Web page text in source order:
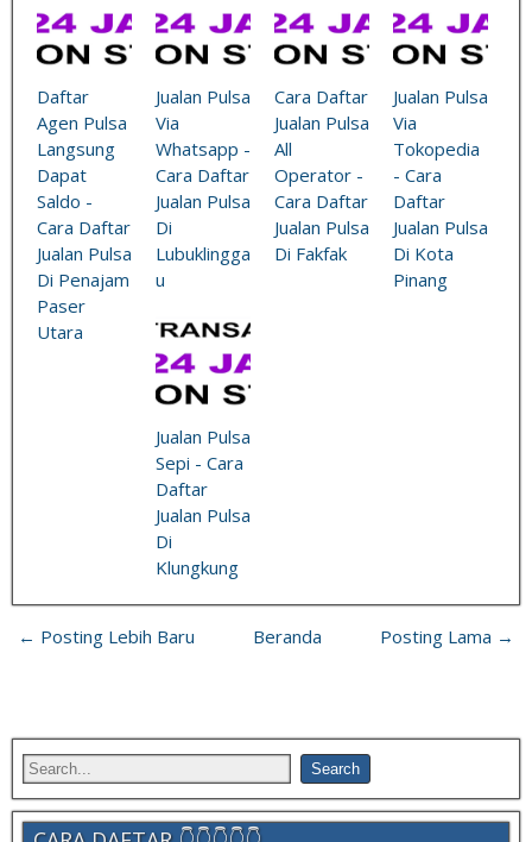
Daftar
Agen Pulsa
Langsung
Dapat
Saldo -
Cara Daftar
Jualan Pulsa
Di Penajam
Paser
Utara
Jualan Pulsa
Via
Whatsapp -
Cara Daftar
Jualan Pulsa
Di
Lubuklingga
u
Cara Daftar
Jualan Pulsa
All
Operator -
Cara Daftar
Jualan Pulsa
Di Fakfak
Jualan Pulsa
Via
Tokopedia
- Cara
Daftar
Jualan Pulsa
Di Kota
Pinang
Jualan Pulsa
Sepi - Cara
Daftar
Jualan Pulsa
Di
Klungkung
← Posting Lebih Baru Posting Lama →
Beranda